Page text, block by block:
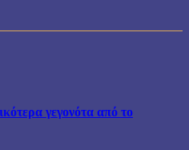
γεγονότα από το